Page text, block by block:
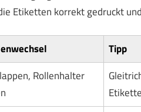
Etiketten korrekt gedruckt
Tipp
Rollenhalter